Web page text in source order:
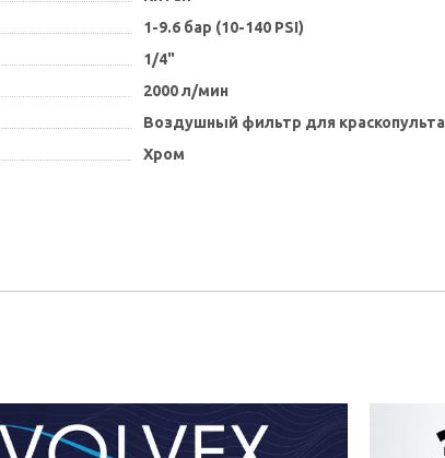
1-9.6 бар (10-140 PSI)
1/4"
2000 л/мин
Воздушный фильтр для краскопульта
Хром